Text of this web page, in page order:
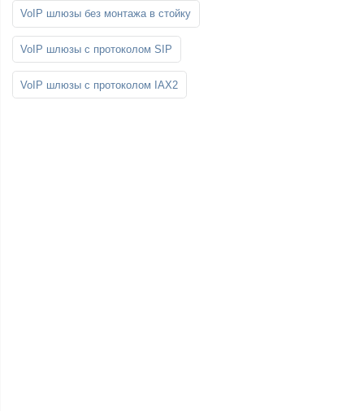
VoIP шлюзы без монтажа в стойку
VoIP шлюзы с протоколом SIP
VoIP шлюзы с протоколом IAX2